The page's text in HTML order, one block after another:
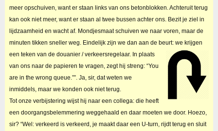
meer opschuiven, want er staan links van ons betonblokken. Achteruit terug
kan ook niet meer, want er staan al twee bussen achter ons. Bezit je ziel in
lijdzaamheid en wacht af. Mondjesmaat schuiven we naar voren, maar de
minuten tikken sneller weg. Eindelijk zijn we dan aan de beurt: we krijgen
een teken van de douanier / verkeersregelaar.In plaats
van ons naar de papieren te vragen, zegt hij streng: “You
are in the wrong queue.””. Ja, sir, dat weten we
inmiddels, maar we konden ook niet terug.
Tot onze verbijstering wijst hij naar een collega: die heeft
een doorgangsbelemmering weggehaald en daar moeten we door. Hoezo,
sir? “Wel: verkeerd is verkeerd, je maakt daar een U-turn, rijdt terug en sluit